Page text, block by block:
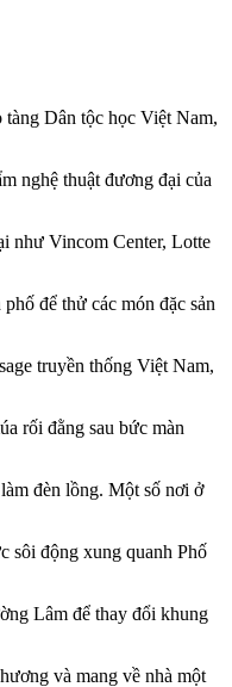
tàng Dân tộc học Việt Nam,
nghệ thuật đương đại của
như Vincom Center, Lotte
để thử các món đặc sản
truyền thống Việt Nam,
rối đằng sau bức màn
đèn lồng. Một số nơi ở
sôi động xung quanh Phố
Lâm để thay đổi khung
và mang về nhà một